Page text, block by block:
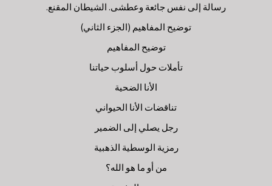
رسالة إلى نفس جائعة وعطشى. الشيطان المقنع.
توضيح المفاهيم (الجزء الثاني)
توضيح المفاهيم
تأملات حول أسلوب حياتنا
الأنا الضحية
تناقضات الأنا الحيواني
رجل يصلي إلى الضمير
رمزية الوسطية الذهبية
من أو ما هو الله؟